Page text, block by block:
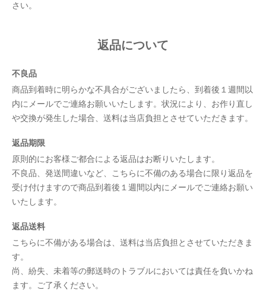
さい。
返品について
不良品
商品到着時に明らかな不具合がございましたら、到着後１週間以
内にメールでご連絡お願いいたします。状況により、お作り直し
や交換が発生した場合、送料は当店負担とさせていただきます。
返品期限
原則的にお客様ご都合による返品はお断りいたします。
不良品、発送間違いなど、こちらに不備のある場合に限り返品を
受け付けますので商品到着後１週間以内にメールでご連絡お願い
いたします。
返品送料
こちらに不備がある場合は、送料は当店負担とさせていただきま
す。
尚、紛失、未着等の郵送時のトラブルにおいては責任を負いかね
ます。ご了承ください。